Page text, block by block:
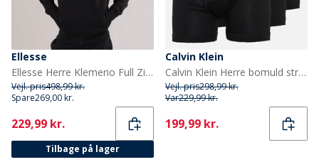
Ellesse
Ellesse Herre Klemerio Full Zip Hættetrøje Sort
Vejl. pris498,99 kr.
Spare269,00 kr.
Current
229,99 kr.
Tilbage på lager
Calvin Klein
Calvin Klein Herre bomuld stretch tre pak bokser trusser Sort
Vejl. pris298,99 kr.
Var229,99 kr.
Current
199,99 kr.